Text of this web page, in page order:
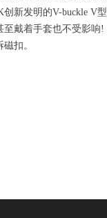
新发明的V-buckle
戴着手套也不受影响!
扣。